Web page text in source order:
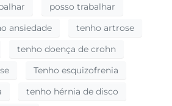
posso trabalhar
ansiedade
tenho artrose
tenho doença de crohn
Tenho esquizofrenia
tenho hérnia de disco